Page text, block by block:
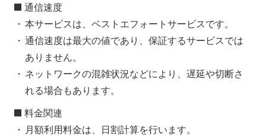
通信速度
本サービスは、ベストエフォートサービスです。
通信速度は最大の値であり、保証するサービスでは
ありません。
ネットワークの混雑状況などにより、遅延や切断さ
れる場合もあります。
料金関連
月額利用料金は、日割計算を行います。